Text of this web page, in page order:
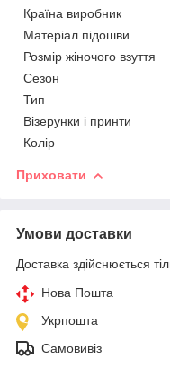
Країна виробник
Матеріал підошви
Розмір жіночого взуття
Сезон
Тип
Візерунки і принти
Колір
Приховати
Умови доставки
Доставка здійснюється
Нова Пошта
Укрпошта
Самовивіз